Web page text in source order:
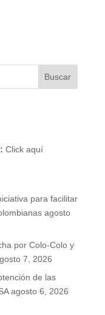
Click aquí
para facilitar
agosto
por Colo-Colo y
7, 2026
de las
agosto 6, 2026